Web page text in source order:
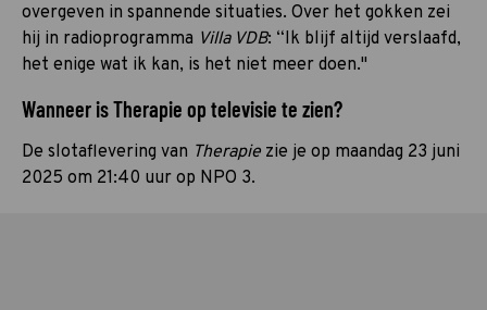
overgeven in spannende situaties. Over het gokken zei
hij in radioprogramma Villa VDB: “Ik blijf altijd verslaafd,
het enige wat ik kan, is het niet meer doen."
Wanneer is Therapie op televisie te zien?
De slotaflevering van Therapie zie je op maandag 23 juni
2025 om 21:40 uur op NPO 3.